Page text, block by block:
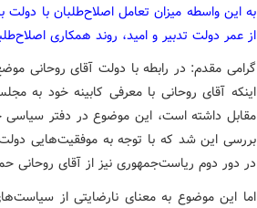
به این واسطه میزان تعامل اصلاح‌طلبان با
از عمر دولت تدبیر و امید، روند همکاری
گرامی مقدم: در رابطه با دولت آقای روحانی
اینکه آقای روحانی با معرفی کابینه خود
مقابل داشته است، این موضوع در دفتر سیاسی
بررسی این شد که با توجه به موفقیت‌هایی
در دور دوم ریاست‌جمهوری نیز از آقای روحانی
اما این موضوع به معنای نارضایتی از